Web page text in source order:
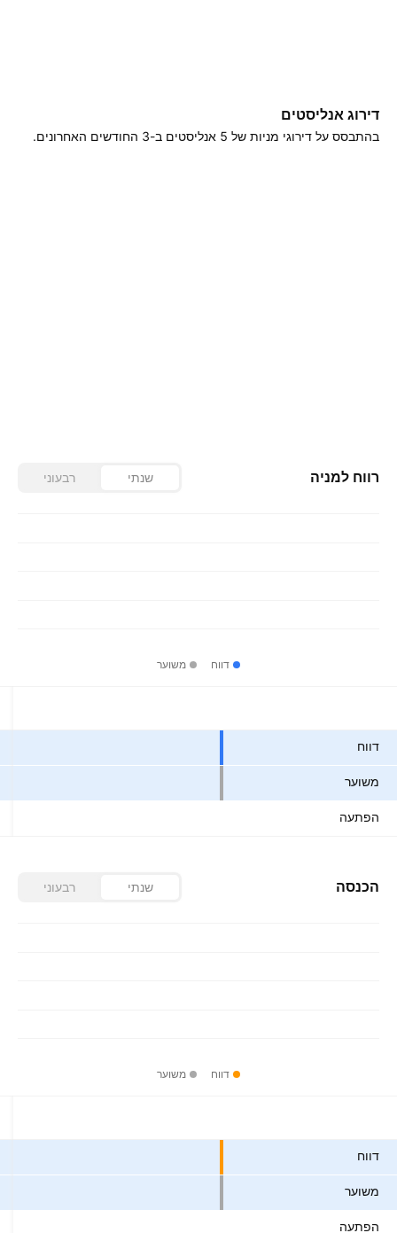
דירוג אנליסטים
בהתבסס על דירוגי מניות של ‎5‎ אנליסטים ב-3 החודשים האחרונים.
רווח למניה שנתי רבעוני
דווח משוער
דווח
משוער
הפתעה
הכנסה שנתי רבעוני
דווח משוער
דווח
משוער
הפתעה